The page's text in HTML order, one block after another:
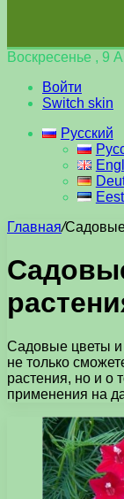
Воскресенье , 9
Войти
Switch skin
Русский
Главная/
Садовые цветы и
не только
растения, но и о
применения на